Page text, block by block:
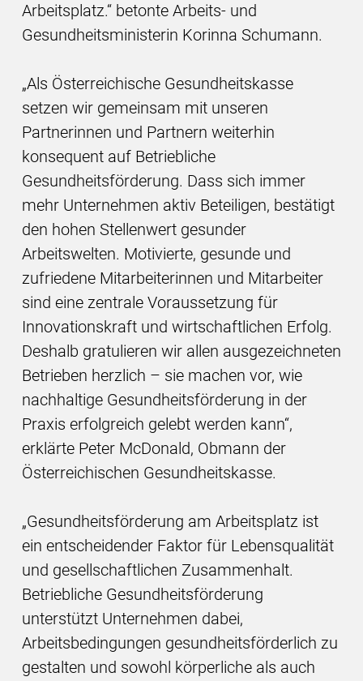
Arbeitsplatz.“ betonte Arbeits- und
Gesundheitsministerin Korinna Schumann.
„Als Österreichische Gesundheitskasse
setzen wir gemeinsam mit unseren
Partnerinnen und Partnern weiterhin
konsequent auf Betriebliche
Gesundheitsförderung. Dass sich immer
mehr Unternehmen aktiv Beteiligen, bestätigt
den hohen Stellenwert gesunder
Arbeitswelten. Motivierte, gesunde und
zufriedene Mitarbeiterinnen und Mitarbeiter
sind eine zentrale Voraussetzung für
Innovationskraft und wirtschaftlichen Erfolg.
Deshalb gratulieren wir allen ausgezeichneten
Betrieben herzlich – sie machen vor, wie
nachhaltige Gesundheitsförderung in der
Praxis erfolgreich gelebt werden kann“,
erklärte Peter McDonald, Obmann der
Österreichischen Gesundheitskasse.
„Gesundheitsförderung am Arbeitsplatz ist
ein entscheidender Faktor für Lebensqualität
und gesellschaftlichen Zusammenhalt.
Betriebliche Gesundheitsförderung
unterstützt Unternehmen dabei,
Arbeitsbedingungen gesundheitsförderlich zu
gestalten und sowohl körperliche als auch